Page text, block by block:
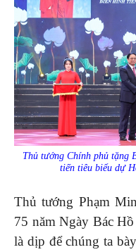
Thủ tướng Chính phủ tặng
tiến tiêu biểu dự
Thủ tướng Phạm
75 năm Ngày Bác
là dịp để chúng ta